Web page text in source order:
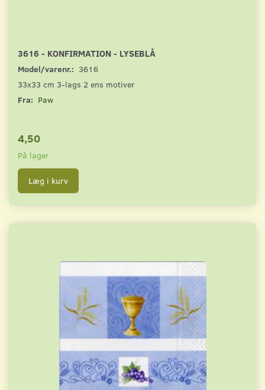
3616 - KONFIRMATION - LYSEBLÅ
Model/varenr.: 3616
33x33 cm 3-lags 2 ens motiver
Fra: Paw
4,50
På lager
Læg i kurv